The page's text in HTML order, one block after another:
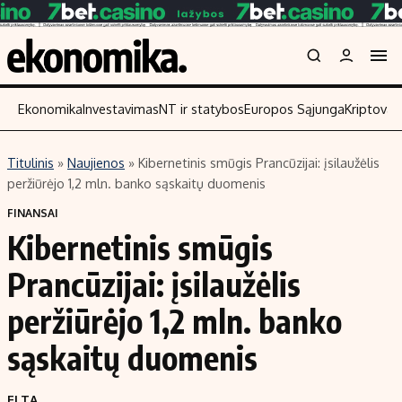
Turinys
Naujienos
Aplinka
Energetika
Ekonomika
Politika
NT ir statybos
Skaitykite
Įmonės
Žemės ūkis
Technologijos
Laisvalaikis
EkonomikaInvestavimasNT ir statybosEuropos Sąjunga
Titulinis » Naujienos » Kibernetinis smūgis Prancūzijai: įsilaužėlis
peržiūrėjo 1,2 mln. banko sąskaitų duomenis
FINANSAI
Kibernetinis smūgis
Prancūzijai: įsilaužėlis
peržiūrėjo 1,2 mln. banko
sąskaitų duomenis